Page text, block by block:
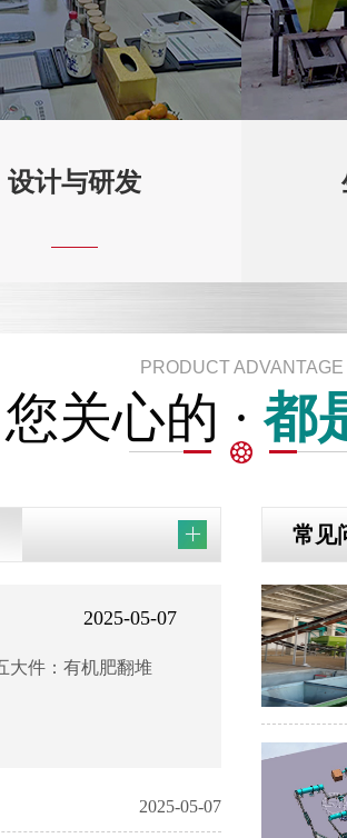
设计与研发
PRODUCT ADVANTAGE
您关心的 · 都
常见
2025-05-07
大件：有机肥翻堆
2025-05-07
头条
公司主营
无机肥料
年产3000